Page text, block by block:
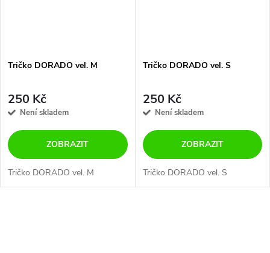
Tričko DORADO vel. M
250 Kč
Není skladem
ZOBRAZIT
Tričko DORADO vel. M
Tričko DORADO vel. S
250 Kč
Není skladem
ZOBRAZIT
Tričko DORADO vel. S